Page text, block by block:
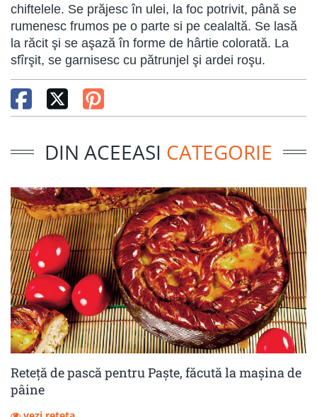
chiftelele. Se prăjesc în ulei, la foc potrivit, până se
rumenesc frumos pe o parte si pe cealaltă. Se lasă
la răcit şi se aşază în forme de hârtie colorată. La
sfîrşit, se garnisesc cu pătrunjel şi ardei roşu.
DIN ACEEASI CATEGORIE
Reteță de pască pentru Paște, făcută la mașina de
pâine